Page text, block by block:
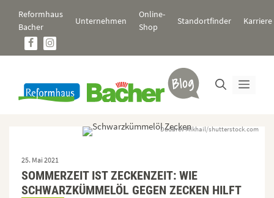
Inhalt
springen
Reformhaus
Bacher
Unternehmen
Online-
Shop
Standortfinder Karriere
Menü
Dudarev Mikhail/shutterstock.com
SOMMERZEIT IST ZECKENZEIT: WIE
SCHWARZKÜMMELÖL GEGEN ZECKEN HILFT
25. Mai 2021